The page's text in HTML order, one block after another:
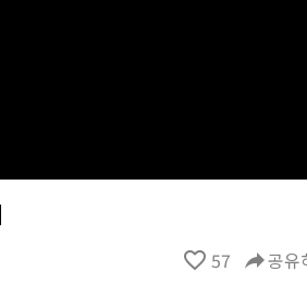
favorite_border 57 reply공유